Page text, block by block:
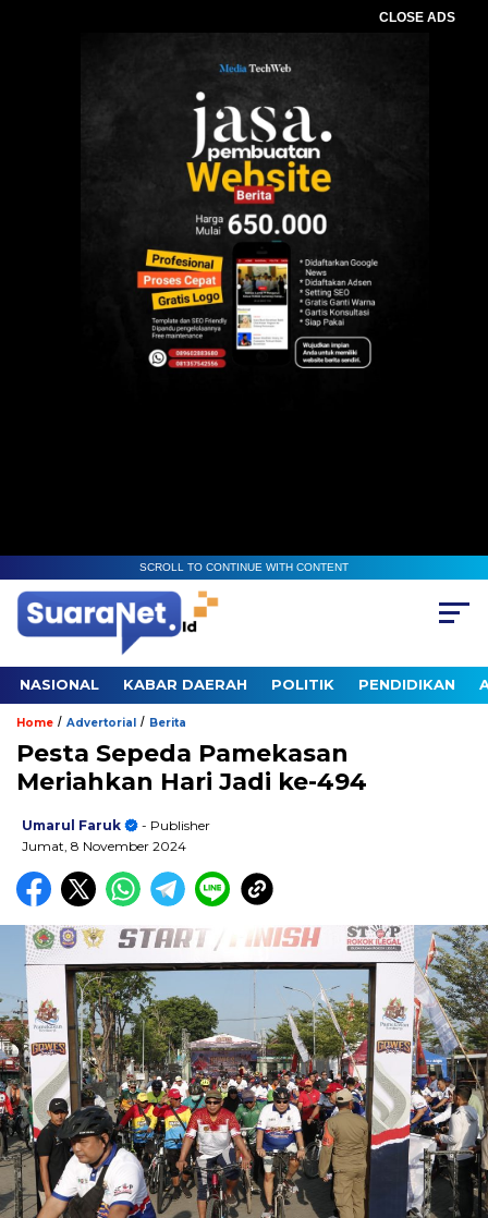
CLOSE ADS
SCROLL TO CONTINUE WITH CONTENT
NASIONAL KABAR DAERAH POLITIK PENDIDIKAN
Home / Advertorial / Berita
Pesta Sepeda Pamekasan
Meriahkan Hari Jadi ke-494
Umarul Faruk
- Publisher
Jumat, 8 November 2024